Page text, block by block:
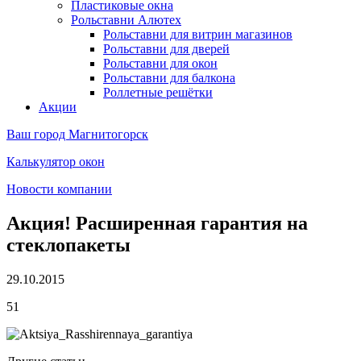
Пластиковые окна
Рольставни Алютех
Рольставни для витрин магазинов
Рольставни для дверей
Рольставни для окон
Рольставни для балкона
Роллетные решётки
Акции
Ваш город Магнитогорск
Калькулятор окон
Новости компании
Акция! Расширенная гарантия на
стеклопакеты
29.10.2015
51